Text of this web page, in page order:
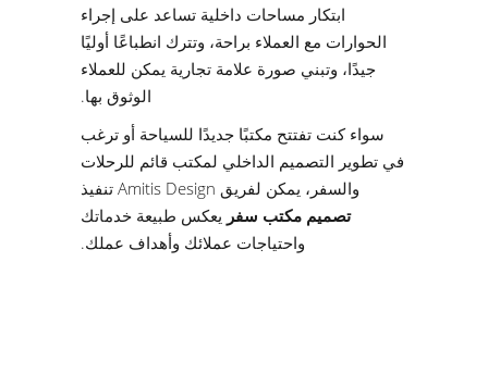
ابتكار مساحات داخلية تساعد على إجراء
الحوارات مع العملاء براحة، وتترك انطباعًا أوليًا
جيدًا، وتبني صورة علامة تجارية يمكن للعملاء
الوثوق بها.
سواء كنت تفتتح مكتبًا جديدًا للسياحة أو ترغب
في تطوير التصميم الداخلي لمكتب قائم للرحلات
والسفر، يمكن لفريق Amitis Design تنفيذ
تصميم مكتب سفر يعكس طبيعة خدماتك
واحتياجات عملائك وأهداف عملك.